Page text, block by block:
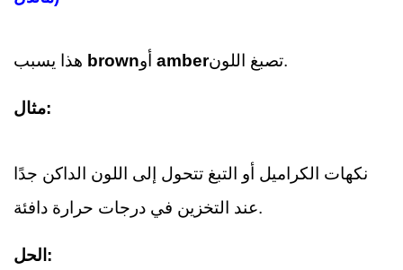
brown amber تصبغ اللون.
مثال:
نكهات الكراميل أو التبغ تتحول إلى اللون الداكن جدًا
عند التخزين في درجات حرارة دافئة.
الحل: